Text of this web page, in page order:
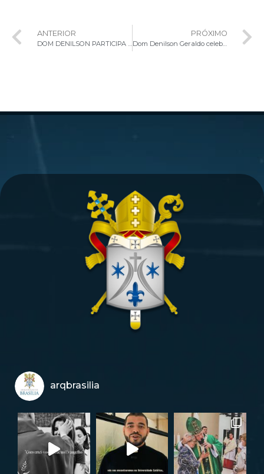
ANTERIOR
DOM DENILSON PARTICIPA DE NOVENA DOS 60 ANOS DA PARÓQUIA NOSSA SENHORA CONSOLATA, NA ASA NORTE
PRÓXIMO
Dom Denilson Geraldo celebra Crisma na Paróquia Nossa Senhora da Paz, na Ceilândia Norte.
arqbrasilia